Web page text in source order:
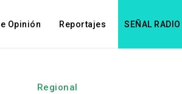
Opinión Reportajes SEÑAL RADIO
Regional